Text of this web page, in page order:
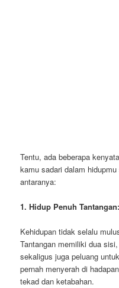
Tentu, ada beberapa
kamu sadari dalam
antaranya:
1. Hidup Penuh Tantangan:
Kehidupan tidak selalu
Tantangan memiliki dua
sekaligus juga peluang
pernah menyerah di
tekad dan ketabahan.